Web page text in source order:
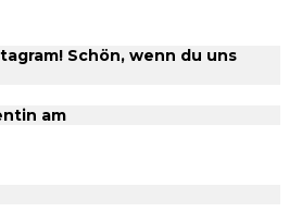
Schön, wenn du uns
am